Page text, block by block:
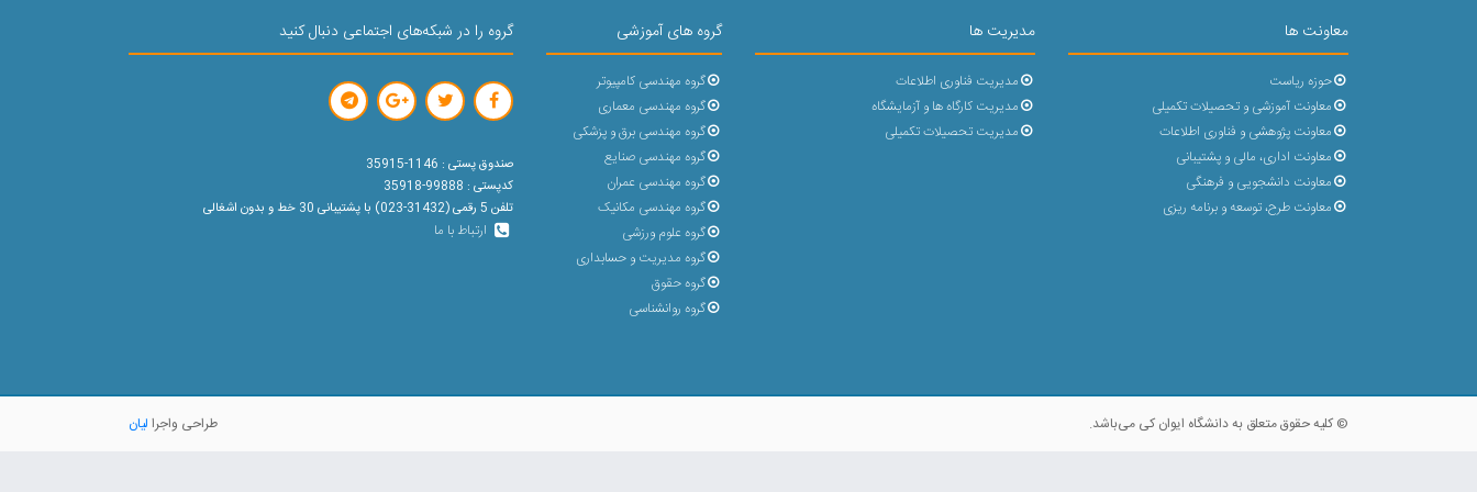
معاونت ها
حوزه ریاست
معاونت آموزشی و تحصیلات تکمیلی
معاونت پژوهشی و فناوری اطلاعات
معاونت اداری، مالی و پشتیبانی
معاونت دانشجویی و فرهنگی
معاونت طرح، توسعه و برنامه ریزی
مدیریت ها
مدیریت فناوری اطلاعات
مدیریت کارگاه ها و آزمایشگاه
مدیریت تحصیلات تکمیلی
گروه های آموزشی
گروه مهندسی کامپیوتر
گروه مهندسی معماری
گروه مهندسی برق و پزشکی
گروه مهندسی صنایع
گروه مهندسی عمران
گروه مهندسی مکانیک
گروه علوم ورزشی
گروه مدیریت و حسابداری
گروه حقوق
گروه روانشناسی
گروه را در شبکه‌های اجتماعی دنبال کنید
صندوق پستی : 1146-35915
کدپستی : 99888-35918
تلفن 5 رقمی (31432-023) با پشتیبانی 30 خط و بدون اشغالی
ارتباط با ما
© کلیه حقوق متعلق به دانشگاه ایوان کی می‌باشد. طراحی واجرا لیان